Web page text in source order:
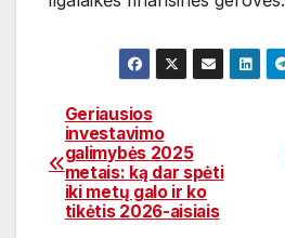
Navigacija
tarp
įrašų
Geriausios
investavimo
galimybės 2025
metais: ką dar spėti
iki metų galo ir ko
tikėtis 2026-aisiais